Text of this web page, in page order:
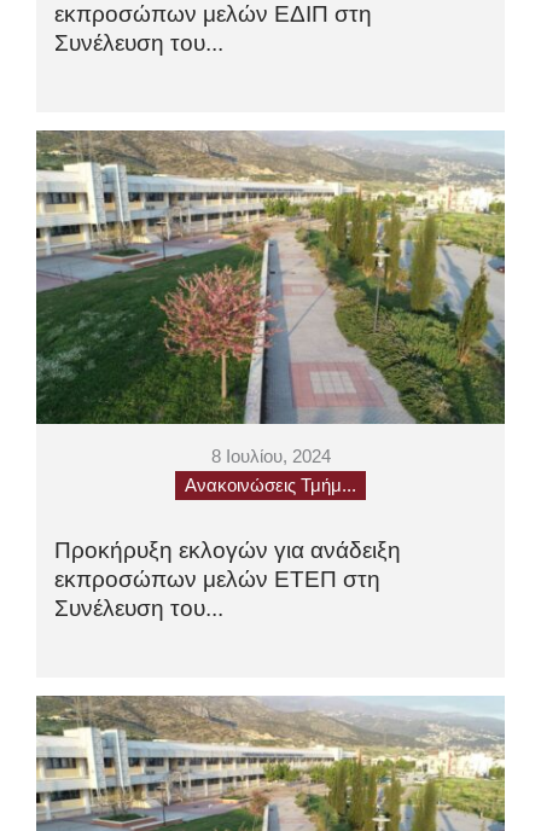
εκπροσώπων μελών ΕΔΙΠ στη
Συνέλευση του...
8 Ιουλίου, 2024
Ανακοινώσεις Τμήμ...
Προκήρυξη εκλογών για ανάδειξη
εκπροσώπων μελών ΕΤΕΠ στη
Συνέλευση του...